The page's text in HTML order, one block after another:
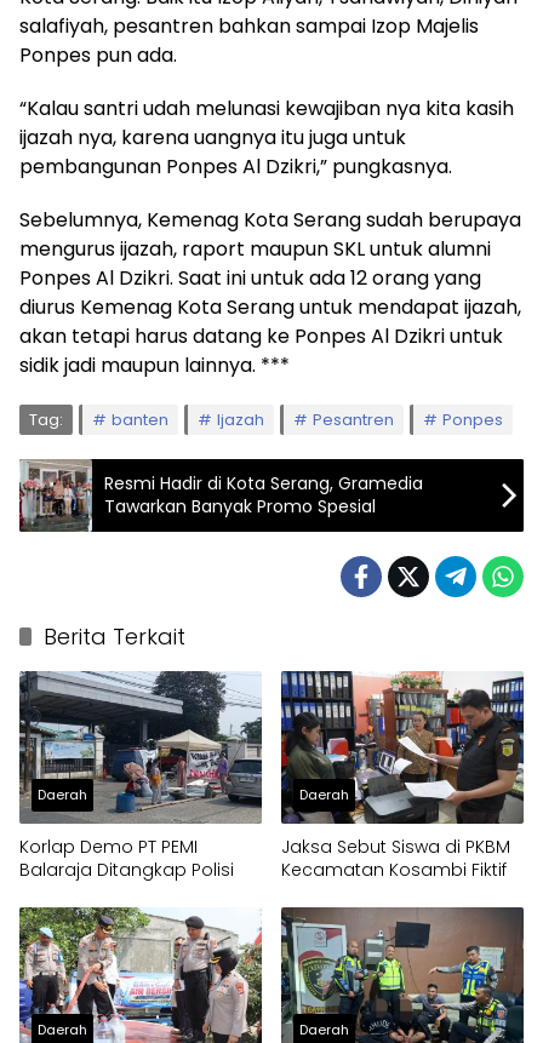
salafiyah, pesantren bahkan sampai Izop Majelis
Ponpes pun ada.
“Kalau santri udah melunasi kewajiban nya kita kasih
ijazah nya, karena uangnya itu juga untuk
pembangunan Ponpes Al Dzikri,” pungkasnya.
Sebelumnya, Kemenag Kota Serang sudah berupaya
mengurus ijazah, raport maupun SKL untuk alumni
Ponpes Al Dzikri. Saat ini untuk ada 12 orang yang
diurus Kemenag Kota Serang untuk mendapat ijazah,
akan tetapi harus datang ke Ponpes Al Dzikri untuk
sidik jadi maupun lainnya. ***
Tag: banten Ijazah Pesantren Ponpes
Resmi Hadir di Kota Serang, Gramedia
Tawarkan Banyak Promo Spesial
Berita Terkait
Daerah
Korlap Demo PT PEMI
Balaraja Ditangkap Polisi
Daerah
Jaksa Sebut Siswa di PKBM
Kecamatan Kosambi Fiktif
Daerah Daerah